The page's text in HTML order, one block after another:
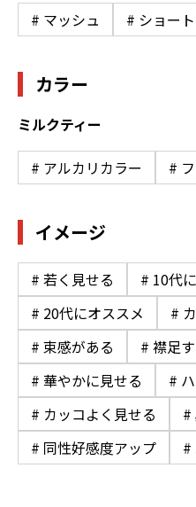
# マッシュ # ショート
カラー
ミルクティー
# アルカリカラー #
イメージ
# 若く見せる
# 10代
# 20代にオススメ
#
# 束感がある
# 襟足
# 華やかに見せる
#
# カッコよく見せる
#
# 同性好感度アップ
#